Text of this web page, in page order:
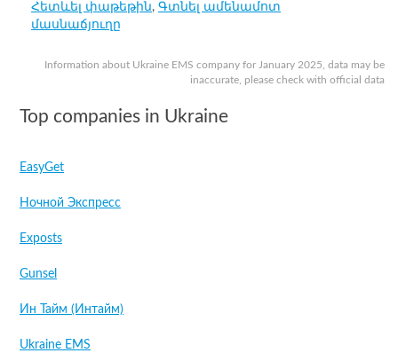
Information about Ukraine EMS company for January 2025, data may be
inaccurate, please check with official data
Հետևել փաթեթին, Գտնել ամենամոտ
մասնաճյուղը
Top companies in Ukraine
EasyGet
Ночной Экспресс
Exposts
Gunsel
Ин Тайм (Интайм)
Ukraine EMS